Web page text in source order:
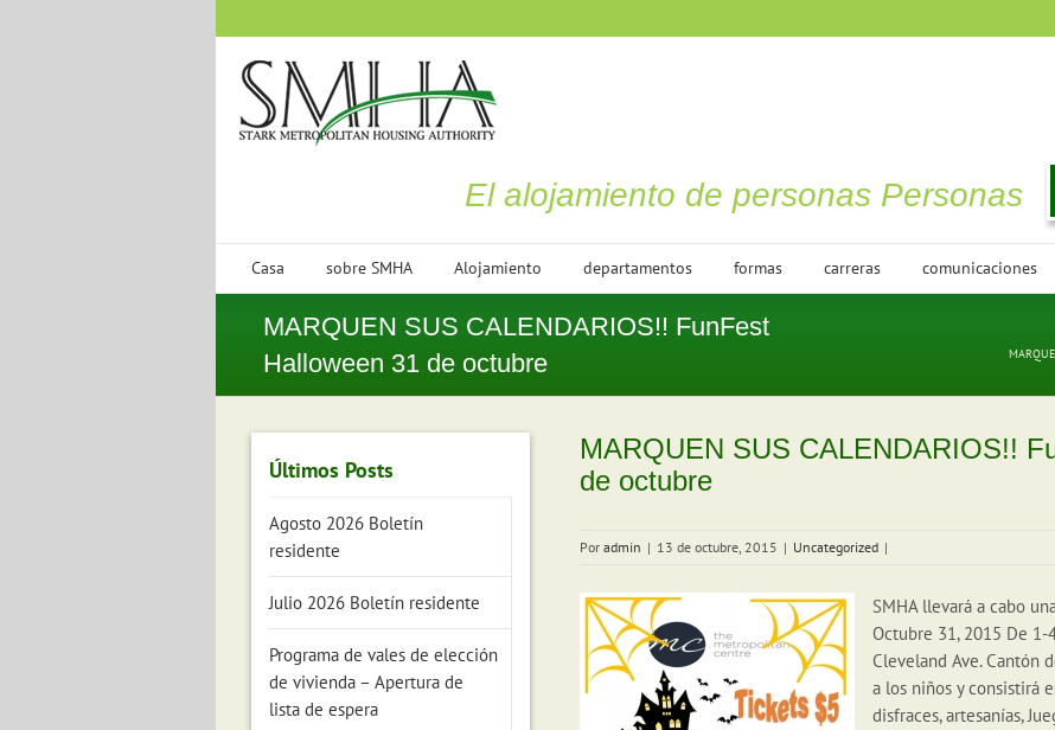
El alojamiento de personas Personas
Casa sobre SMHA Alojamiento departamentos formas carreras comunicaciones
MARQUEN SUS CALENDARIOS!! FunFest
Halloween 31 de octubre
MARQUEN SUS CALENDARIOS!!
de octubre
Poradmin | 13 de octubre, 2015 | Uncategorized |
SMHA llevará a cabo
Octubre 31, 2015 De
Cleveland Ave. Cantón
a los niños y consistirá
disfraces, artesanías,
Últimos Posts
Agosto 2026 Boletín
residente
Julio 2026 Boletín residente
Programa de vales de elección
de vivienda – Apertura de
lista de espera